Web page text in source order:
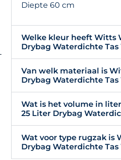
Diepte 60 cm
Welke kleur heeft Witts
Drybag Waterdichte
Van welk materiaal is
Drybag Waterdichte
Wat is het volume in
25 Liter Drybag
Wat voor type rugzak is
Drybag Waterdichte